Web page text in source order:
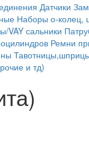
Датчики
Наборы о-колец,
VAY сальники
Ремни
и тд)